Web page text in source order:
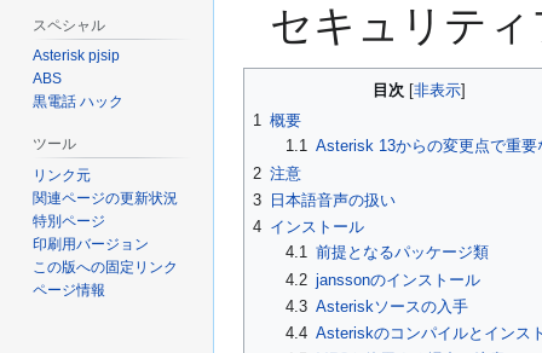
セキュリテ
目次
1 概要
1.1 Asterisk 13からの変更点で重要
2 注意
3
日本語音声の扱い
4 インストール
4.1 前提となるパッケージ類
4.2 janssonのインストール
4.3 Asteriskソースの入手
4.4 Asteriskのコンパイルとインス
スペシャル
Asterisk pjsip
ABS
黒電話 ハック
ツール
リンク元
関連ページの更新状況
特別ページ
印刷用バージョン
この版への固定リンク
ページ情報